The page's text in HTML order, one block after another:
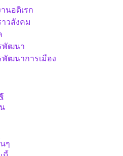
นอดิเรก
วสังคม
พัฒนา
พัฒนาการเมือง
ๆ